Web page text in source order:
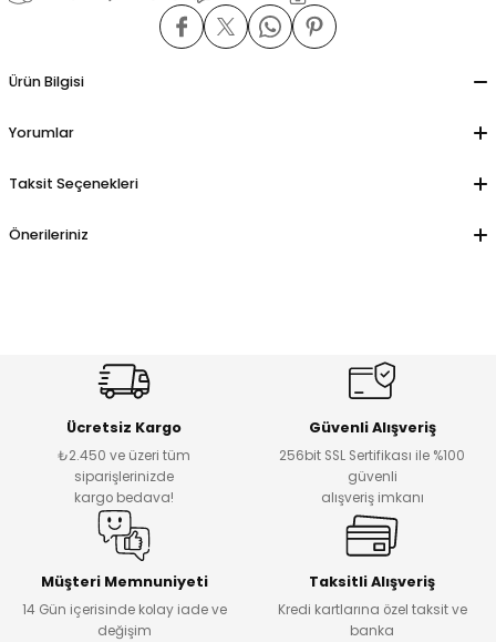
Ürün Bilgisi
Yorumlar
Taksit Seçenekleri
Önerileriniz
Ücretsiz Kargo
₺2.450 ve üzeri tüm
siparişlerinizde
kargo bedava!
Güvenli Alışveriş
256bit SSL Sertifikası ile %100
güvenli
alışveriş imkanı
Müşteri Memnuniyeti
14 Gün içerisinde kolay iade ve
değişim
Taksitli Alışveriş
Kredi kartlarına özel taksit ve
banka